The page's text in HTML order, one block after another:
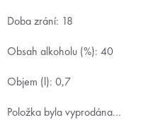
Doba zrání: 18
Obsah alkoholu (%): 40
Objem (l): 0,7
Položka byla vyprodána…